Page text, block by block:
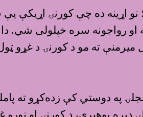
اړينه ده چې کورنۍ اړيکې يې
او رواجونه سره خپلولى
په دوستي کې زده‌کړو ته
ډيره پوهېږي، د کورنۍ او